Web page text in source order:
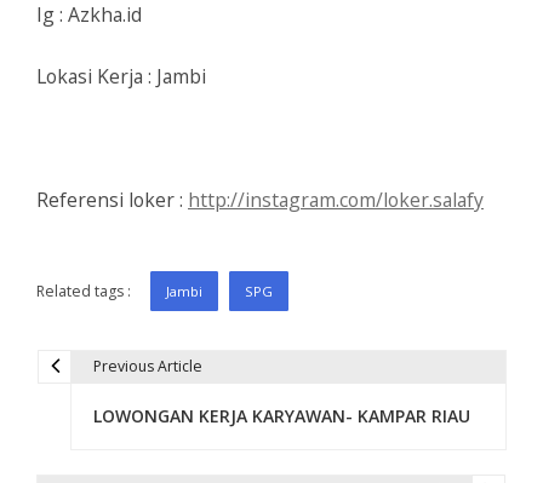
Ig : Azkha.id
Lokasi Kerja : Jambi
Referensi loker : http://instagram.com/loker.salafy
Related tags : Jambi SPG
Previous Article
LOWONGAN KERJA KARYAWAN- KAMPAR RIAU